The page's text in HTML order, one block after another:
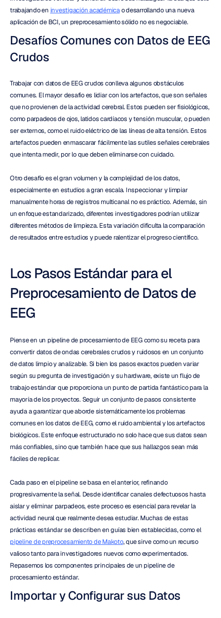
trabajando en investigación académica o desarrollando una nueva
aplicación de BCI, un preprocesamiento sólido no es negociable.
Desafíos Comunes con Datos de EEG
Crudos
Trabajar con datos de EEG crudos conlleva algunos obstáculos
comunes. El mayor desafío es lidiar con los artefactos, que son señales
que no provienen de la actividad cerebral. Estos pueden ser fisiológicos,
como parpadeos de ojos, latidos cardíacos y tensión muscular, o pueden
ser externos, como el ruido eléctrico de las líneas de alta tensión. Estos
artefactos pueden enmascarar fácilmente las sutiles señales cerebrales
que intenta medir, por lo que deben eliminarse con cuidado.
Otro desafío es el gran volumen y la complejidad de los datos,
especialmente en estudios a gran escala. Inspeccionar y limpiar
manualmente horas de registros multicanal no es práctico. Además, sin
un enfoque estandarizado, diferentes investigadores podrían utilizar
diferentes métodos de limpieza. Esta variación dificulta la comparación
de resultados entre estudios y puede ralentizar el progreso científico.
Los Pasos Estándar para el
Preprocesamiento de Datos de
EEG
Piense en un pipeline de procesamiento de EEG como su receta para
convertir datos de ondas cerebrales crudos y ruidosos en un conjunto
de datos limpio y analizable. Si bien los pasos exactos pueden variar
según su pregunta de investigación y su hardware, existe un flujo de
trabajo estándar que proporciona un punto de partida fantástico para la
mayoría de los proyectos. Seguir un conjunto de pasos consistente
ayuda a garantizar que aborde sistemáticamente los problemas
comunes en los datos de EEG, como el ruido ambiental y los artefactos
biológicos. Este enfoque estructurado no solo hace que sus datos sean
más confiables, sino que también hace que sus hallazgos sean más
fáciles de replicar.
Cada paso en el pipeline se basa en el anterior, refinando
progresivamente la señal. Desde identificar canales defectuosos hasta
aislar y eliminar parpadeos, este proceso es esencial para revelar la
actividad neural que realmente desea estudiar. Muchas de estas
prácticas estándar se describen en guías bien establecidas, como el
pipeline de preprocesamiento de Makoto, que sirve como un recurso
valioso tanto para investigadores nuevos como experimentados.
Repasemos los componentes principales de un pipeline de
procesamiento estándar.
Importar y Configurar sus Datos